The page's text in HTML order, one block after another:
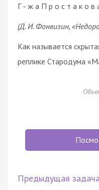
Г ‑ ж а П р о с т а к о в
(Д. И. Фонвизин,
Как называется
реплике Стародума
Предыдущая задача